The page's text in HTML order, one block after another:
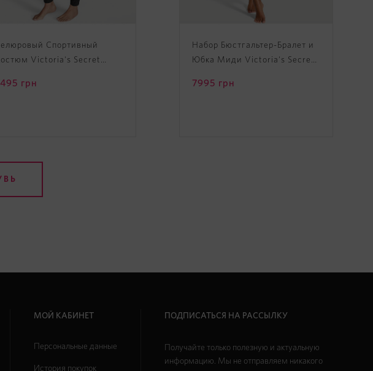
Спортивный
Victoria's Secret
грн
Набор Бюстгальтер-Бралет и
Юбка Миди Victoria's Secret
& Midi Skirt Set
7995 грн
МОЙ КАБИНЕТ
Персональные данные
История покупок
ПОДПИСАТЬСЯ НА РАССЫЛКУ
Получайте только полезную и актуальную
информацию. Мы не отправляем никакого